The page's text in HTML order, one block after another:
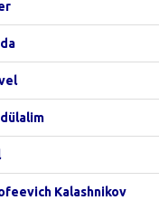
Kalashnikov